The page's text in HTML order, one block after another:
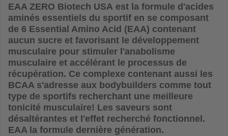
EAA ZERO Biotech USA est la formule d'acides
aminés essentiels du sportif en se composant
de 6 Essential Amino Acid (EAA) contenant
aucun sucre et favorisant le développement
musculaire pour stimuler l'anabolisme
musculaire et accélérant le processus de
récupération. Ce complexe contenant aussi les
BCAA s'adresse aux bodybuilders comme tout
type de sportifs recherchant une meilleure
tonicité musculaire! Les saveurs sont
désaltérantes et l'effet recherché fonctionnel.
EAA la formule dernière génération.